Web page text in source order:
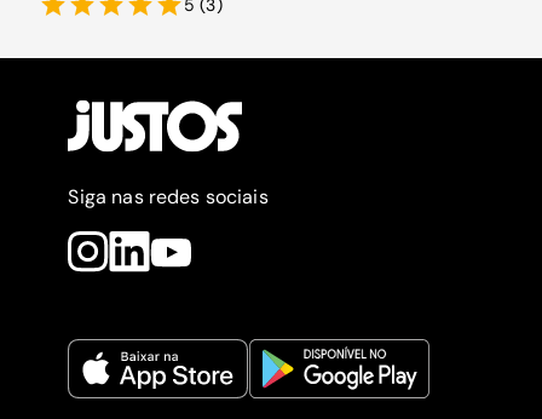
Siga nas redes sociais